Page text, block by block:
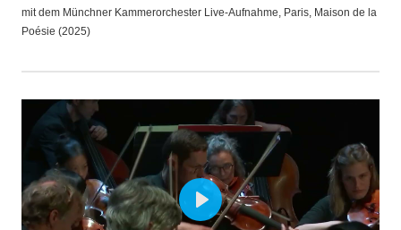
mit dem Münchner Kammerorchester Live-Aufnahme, Paris, Maison de la
Poésie (2025)
Play